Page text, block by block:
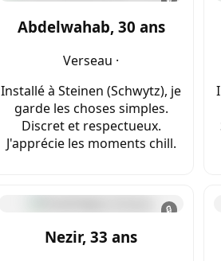
Abdelwahab, 30 ans
Verseau ·
Installé à Steinen (Schwytz), je
garde les choses simples.
Discret et respectueux.
J'apprécie les moments chill.
🔒
Nezir, 33 ans